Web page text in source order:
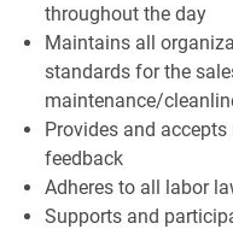
throughout the day
Maintains all
standards for the
maintenance/
Provides and
feedback
Adheres to all labor
Supports and